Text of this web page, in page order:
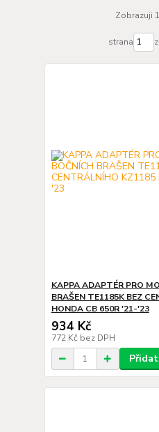
Zobrazuji
strana
KAPPA ADAPTÉR PRO
BRAŠEN TE1185K BEZ
HONDA CB 650R '21-'23
934 Kč
772 Kč bez DPH